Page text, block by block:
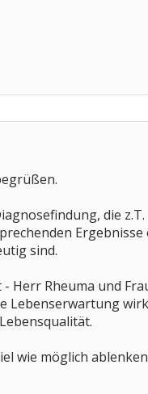
die
sind.
Herr Rheuma und
Lebenserwartung
wie möglich